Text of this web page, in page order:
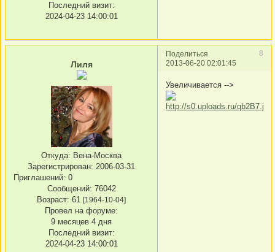
Последний визит:
2024-04-23 14:00:01
Поделиться
8
2013-06-20 02:01:45
Лиля
Откуда: Вена-Москва
Зарегистрирован: 2006-03-31
Приглашений: 0
Сообщений: 76042
Возраст: 61 [1964-10-04]
Провел на форуме:
9 месяцев 4 дня
Последний визит:
2024-04-23 14:00:01
Увеличивается -->